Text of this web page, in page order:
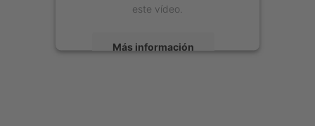
este vídeo.
Más información